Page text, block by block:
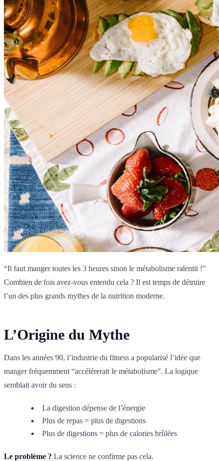
“Il faut manger toutes les 3 heures sinon le métabolisme ralentit !”
Combien de fois avez-vous entendu cela ? Il est temps de détruire
l’un des plus grands mythes de la nutrition moderne.
L’Origine du Mythe
Dans les années 90, l’industrie du fitness a popularisé l’idée que
manger fréquemment “accélérerait le métabolisme”. La logique
semblait avoir du sens :
La digestion dépense de l’énergie
Plus de repas = plus de digestions
Plus de digestions = plus de calories brûlées
Le problème ? La science ne confirme pas cela.